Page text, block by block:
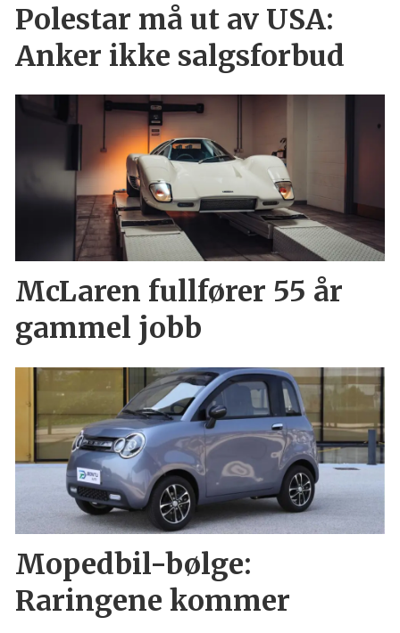
Polestar må ut av USA:
Anker ikke salgsforbud
McLaren fullfører 55 år
gammel jobb
Mopedbil-bølge:
Raringene kommer